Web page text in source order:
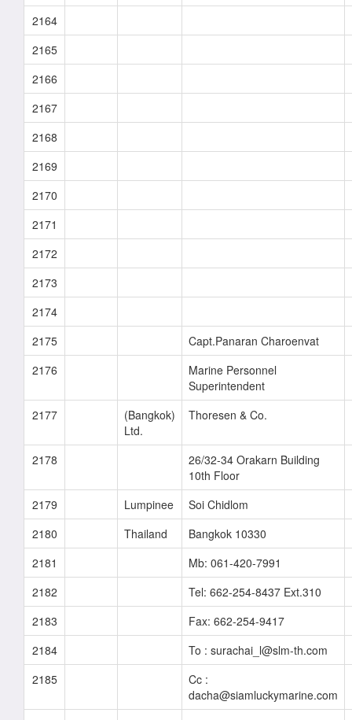
2164
2165
2166
2167
2168
2169
2170
2171
2172
2173
2174
2175
Capt.Panaran Charoenvat
2176
Marine Personnel
Superintendent
2177
(Bangkok)
Ltd.
Thoresen & Co.
2178
26/32-34 Orakarn Building
10th Floor
2179
Lumpinee
Soi Chidlom
2180
Thailand
Bangkok 10330
2181
Mb: 061-420-7991
2182
Tel: 662-254-8437 Ext.310
2183
Fax: 662-254-9417
2184
To : surachai_l@slm-th.com
2185
Cc :
dacha@siamluckymarine.com